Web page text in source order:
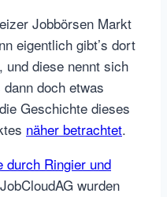
Jobbörsen Markt
eigentlich gibt’s dort
und diese nennt sich
doch etwas
Geschichte dieses
näher betrachtet.
durch Ringier und
wurden